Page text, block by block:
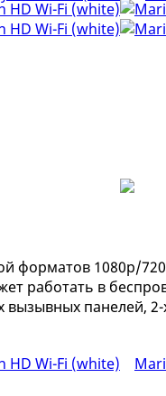
1080р/
работать в
панелей, 2-